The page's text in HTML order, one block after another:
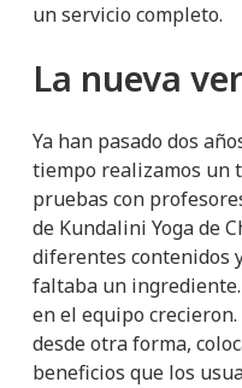
un servicio completo.
La nueva
Ya han pasado dos
tiempo realizamos un
pruebas con
de Kundalini Yoga de
diferentes contenidos
faltaba un
en el equipo
desde otra forma,
beneficios que los